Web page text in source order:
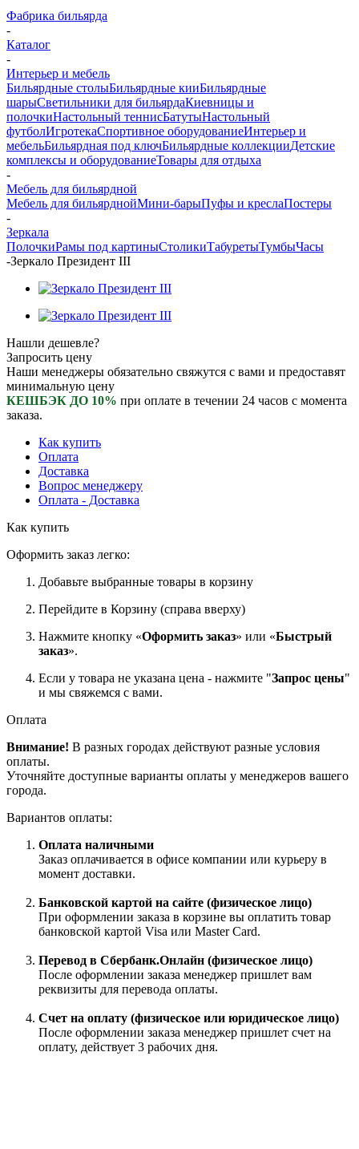
Фабрика бильярда
-
Каталог
-
Интерьер и мебель
Бильярдные столыБильярдные кииБильярдные
шарыСветильники для бильярдаКиевницы и
полочкиНастольный теннисБатутыНастольный
футболИгротекаСпортивное оборудованиеИнтерьер и
мебельБильярдная под ключБильярдные коллекцииДетские
комплексы и оборудованиеТовары для отдыха
-
Мебель для бильярдной
Мебель для бильярднойМини-барыПуфы и креслаПостеры
-
Зеркала
ПолочкиРамы под картиныСтоликиТабуретыТумбыЧасы
-Зеркало Президент III
Нашли дешевле?
Запросить цену
Наши менеджеры обязательно свяжутся с вами и предоставят
минимальную цену
КЕШБЭК ДО 10% при оплате в течении 24 часов с момента
заказа.
Как купить
Оплата
Доставка
Вопрос менеджеру
Оплата - Доставка
Как купить
Оформить заказ легко:
Добавьте выбранные товары в корзину
Перейдите в Корзину (справа вверху)
Нажмите кнопку «Оформить заказ» или «Быстрый
заказ».
Если у товара не указана цена - нажмите "Запрос цены"
и мы свяжемся с вами.
Оплата
Внимание! В разных городах действуют разные условия
оплаты.
Уточняйте доступные варианты оплаты у менеджеров вашего
города.
Вариантов оплаты:
Оплата наличными
Заказ оплачивается в офисе компании или курьеру в
момент доставки.
Банковской картой на сайте (физическое лицо)
При оформлении заказа в корзине вы оплатить товар
банковской картой Visa или Master Card.
Перевод в Сбербанк.Онлайн (физическое лицо)
После оформлении заказа менеджер пришлет вам
реквизиты для перевода оплаты.
Счет на оплату (физическое или юридическое лицо)
После оформлении заказа менеджер пришлет счет на
оплату, действует 3 рабочих дня.